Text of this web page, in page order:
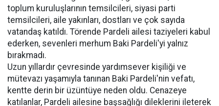
toplum kuruluşlarının temsilcileri, siyasi parti
temsilcileri, aile yakınları, dostları ve çok sayıda
vatandaş katıldı. Törende Pardeli ailesi taziyeleri kabul
ederken, sevenleri merhum Baki Pardeli'yi yalnız
bırakmadı.
Uzun yıllardır çevresinde yardımsever kişiliği ve
mütevazı yaşamıyla tanınan Baki Pardeli'nin vefatı,
kentte derin bir üzüntüye neden oldu. Cenazeye
katılanlar, Pardeli ailesine başsağlığı dileklerini ileterek